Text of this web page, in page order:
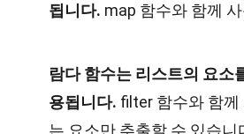
됩니다. map 함수와 함께
람다 함수는 리스트의 요소
용됩니다. filter 함수와 함
는 요소만 추출할 수 있습니